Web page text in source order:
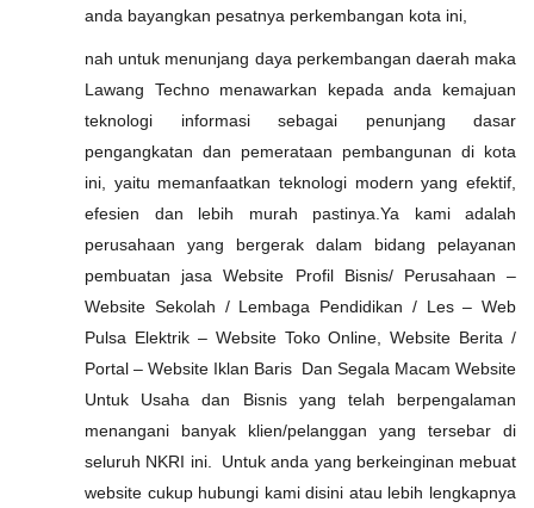
anda bayangkan pesatnya perkembangan kota ini,
nah untuk menunjang daya perkembangan daerah maka
Lawang Techno menawarkan kepada anda kemajuan
teknologi informasi sebagai penunjang dasar
pengangkatan dan pemerataan pembangunan di kota
ini, yaitu memanfaatkan teknologi modern yang efektif,
efesien dan lebih murah pastinya.Ya kami adalah
perusahaan yang bergerak dalam bidang pelayanan
pembuatan jasa Website Profil Bisnis/ Perusahaan –
Website Sekolah / Lembaga Pendidikan / Les – Web
Pulsa Elektrik – Website Toko Online, Website Berita /
Portal – Website Iklan Baris Dan Segala Macam Website
Untuk Usaha dan Bisnis yang telah berpengalaman
menangani banyak klien/pelanggan yang tersebar di
seluruh NKRI ini. Untuk anda yang berkeinginan mebuat
website cukup hubungi kami disini atau lebih lengkapnya